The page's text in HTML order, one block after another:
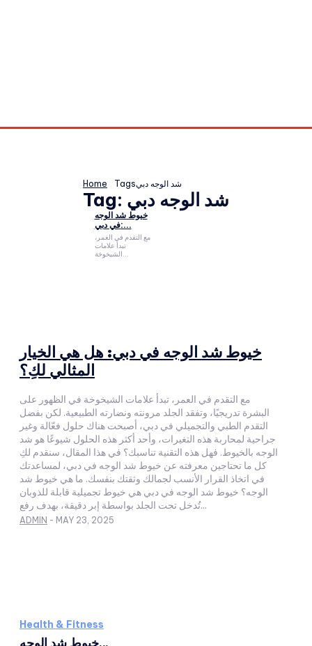
Home Tagsشد الوجه دبي
Tag: شد الوجه دبي
خيوط شد الوجه
في دبي:...
مع التقدم في العمر،
تبدأ علامات
الشيخوخة...
خيوط شد الوجه في دبي: هل هي الخيار
المثالي لكِ؟
مع التقدم في العمر، تبدأ علامات الشيخوخة في الظهور على
البشرة تدريجيًا، وتفقد الجلد مرونته ونضارته الطبيعية. لكن بفضل
التقدم الطبي والتجميلي في دبي، أصبحت هناك حلول فعّالة وغير
جراحية لمحاربة هذه التغيرات، وأحد أكثر هذه الحلول شيوعًا هو شد
الوجه بالخيوط. فهل هذه التقنية تناسبك؟ في هذا المقال، سنقدم لكِ
كل ما تحتاجين معرفته عن خيوط شد الوجه في دبي، لمساعدتك
في اتخاذ القرار الأنسب لجمالك وثقتك بنفسك. ما هي خيوط شد
الوجه؟ خيوط شد الوجه في دبي هي خيوط تجميلية قابلة للذوبان
تُدخل تحت الجلد بواسطة إبر دقيقة، بهدف رفع...
ADMIN - MAY 23, 2025
Health & Fitness